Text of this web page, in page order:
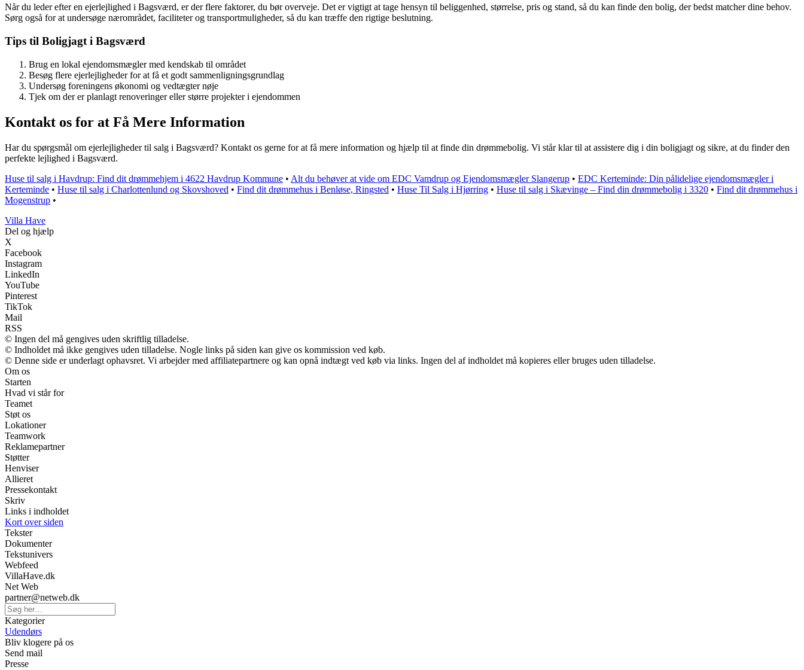
Når du leder efter en ejerlejlighed i Bagsværd, er der flere faktorer, du bør overveje. Det er vigtigt at tage hensyn til beliggenhed, størrelse, pris og stand, så du kan finde den bolig, der bedst matcher dine behov.
Sørg også for at undersøge nærområdet, faciliteter og transportmuligheder, så du kan træffe den rigtige beslutning.
Tips til Boligjagt i Bagsværd
Brug en lokal ejendomsmægler med kendskab til området
Besøg flere ejerlejligheder for at få et godt sammenligningsgrundlag
Undersøg foreningens økonomi og vedtægter nøje
Tjek om der er planlagt renoveringer eller større projekter i ejendommen
Kontakt os for at Få Mere Information
Har du spørgsmål om ejerlejligheder til salg i Bagsværd? Kontakt os gerne for at få mere information og hjælp til at finde din drømmebolig. Vi står klar til at assistere dig i din boligjagt og sikre, at du finder den
perfekte lejlighed i Bagsværd.
Huse til salg i Havdrup: Find dit drømmehjem i 4622 Havdrup Kommune • Alt du behøver at vide om EDC Vamdrup og Ejendomsmægler Slangerup • EDC Kerteminde: Din pålidelige ejendomsmægler i
Kerteminde • Huse til salg i Charlottenlund og Skovshoved • Find dit drømmehus i Benløse, Ringsted • Huse Til Salg i Hjørring • Huse til salg i Skævinge – Find din drømmebolig i 3320 • Find dit drømmehus i
Mogenstrup •
Villa Have
Del og hjælp
X
Facebook
Instagram
LinkedIn
YouTube
Pinterest
TikTok
Mail
RSS
© Ingen del må gengives uden skriftlig tilladelse.
© Indholdet må ikke gengives uden tilladelse. Nogle links på siden kan give os kommission ved køb.
© Denne side er underlagt ophavsret. Vi arbejder med affiliatepartnere og kan opnå indtægt ved køb via links. Ingen del af indholdet må kopieres eller bruges uden tilladelse.
Om os
Starten
Hvad vi står for
Teamet
Støt os
Lokationer
Teamwork
Reklamepartner
Støtter
Henviser
Allieret
Pressekontakt
Skriv
Links i indholdet
Kort over siden
Tekster
Dokumenter
Tekstunivers
Webfeed
VillaHave.dk
Net Web
partner@netweb.dk
Kategorier
Udendørs
Bliv klogere på os
Send mail
Presse